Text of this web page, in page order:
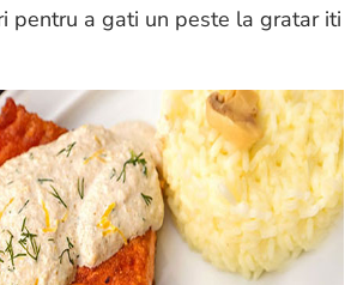
pentru a gati un peste la gratar iti